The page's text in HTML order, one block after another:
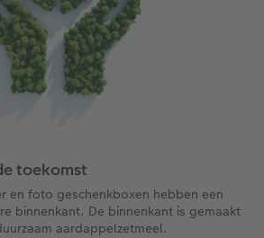
toekomst
en foto geschenkboxen hebben een
binnenkant. De binnenkant is gemaakt
aardappelzetmeel.